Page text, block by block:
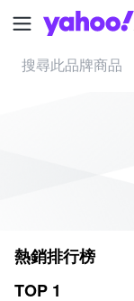
熱銷排行榜
TOP 1